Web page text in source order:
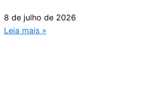
8 de julho de 2026
Leia mais »